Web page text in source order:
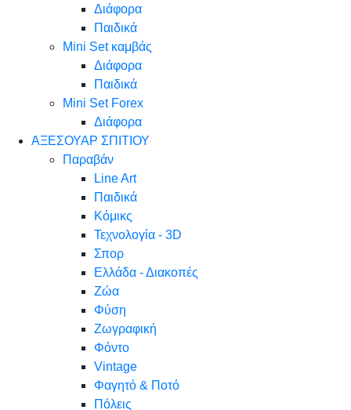
Διάφορα
Παιδικά
Mini Set καμβάς
Διάφορα
Παιδικά
Mini Set Forex
Διάφορα
ΑΞΕΣΟΥΑΡ ΣΠΙΤΙΟΥ
Παραβάν
Line Art
Παιδικά
Κόμικς
Τεχνολογία - 3D
Σπορ
Ελλάδα - Διακοπές
Ζώα
Φύση
Ζωγραφική
Φόντο
Vintage
Φαγητό & Ποτό
Πόλεις